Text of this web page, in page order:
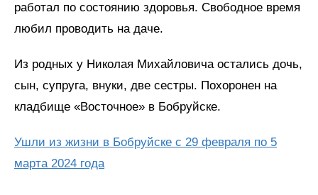
работал по состоянию здоровья. Свободное время
любил проводить на даче.
Из родных у Николая Михайловича остались дочь,
сын, супруга, внуки, две сестры. Похоронен на
кладбище «Восточное» в Бобруйске.
Ушли из жизни в Бобруйске с 29 февраля по 5
марта 2024 года